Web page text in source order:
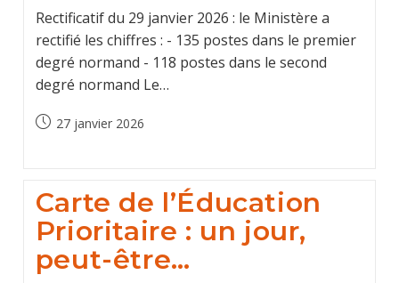
Rectificatif du 29 janvier 2026 : le Ministère a
rectifié les chiffres : - 135 postes dans le premier
degré normand - 118 postes dans le second
degré normand Le…
Post27 janvier 2026
Carte de l’Éducation
Prioritaire : un jour,
peut-être…